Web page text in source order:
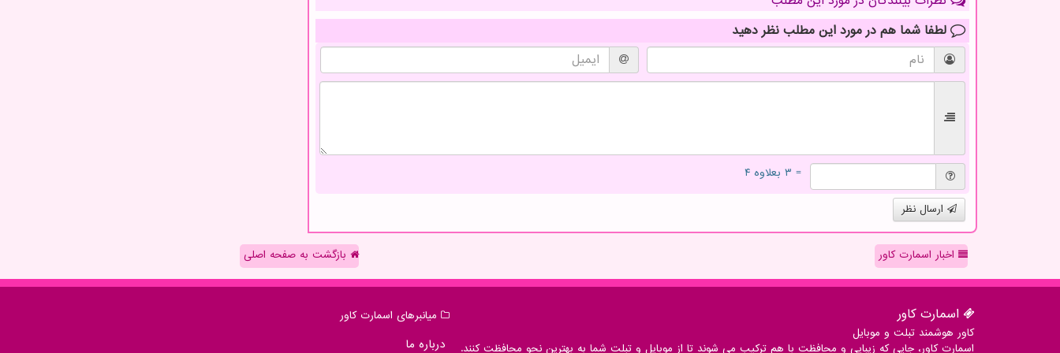
لطفا شما هم در مورد این مطلب نظر دهید
= ۳ بعلاوه ۴
ارسال نظر
اخبار اسمارت کاور بازگشت به صفحه اصلی
اسمارت كاور
کاور هوشمند تبلت و موبایل
اسمارت کاور، جایی که زیبایی و محافظت با هم ترکیب می شوند تا از موبایل و تبلت شما به بهترین نحو محافظت کنند.
میانبرهای اسمارت كاور
درباره ما